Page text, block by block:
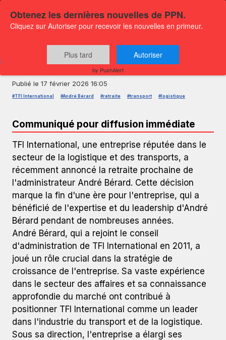
Retraite d'André Bérard chez TFI
Publié le 17 février 2026 16:05
#TFI International #André Bérard #retraite #transport #logistique
Communiqué pour diffusion immédiate
TFI International, une entreprise réputée dans le
secteur de la logistique et des transports, a
récemment annoncé la retraite prochaine de
l'administrateur André Bérard. Cette décision
marque la fin d'une ère pour l'entreprise, qui a
bénéficié de l'expertise et du leadership d'André
Bérard pendant de nombreuses années.
André Bérard, qui a rejoint le conseil
d'administration de TFI International en 2011, a
joué un rôle crucial dans la stratégie de
croissance de l'entreprise. Sa vaste expérience
dans le secteur des affaires et sa connaissance
approfondie du marché ont contribué à
positionner TFI International comme un leader
dans l'industrie du transport et de la logistique.
Sous sa direction, l'entreprise a élargi ses
Obtenez les dernières nouvelles de PPN.
Cliquez sur Autoriser pour recevoir les nouvelles en primeur.
Plus tard Autoriser
by PushAlert